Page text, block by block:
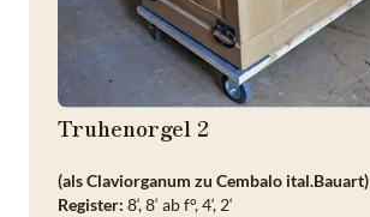
Truhenorgel 2
(als Claviorganum zu Cembalo ital.Bauart)
Register: 8‘, 8‘ ab f°, 4‘, 2‘